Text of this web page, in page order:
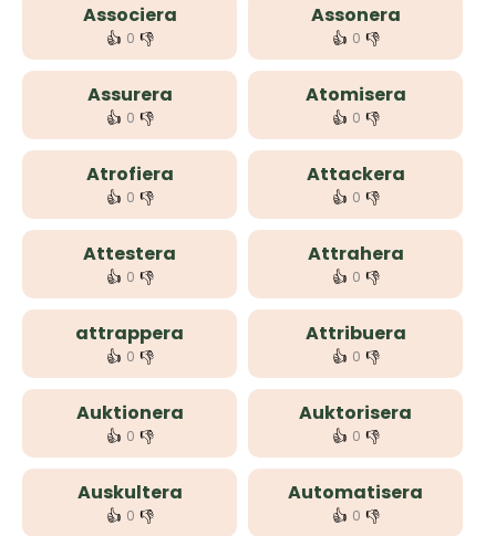
Associera
👍 0 👎
Assonera
👍 0 👎
Assurera
👍 0 👎
Atomisera
👍 0 👎
Atrofiera
👍 0 👎
Attackera
👍 0 👎
Attestera
👍 0 👎
Attrahera
👍 0 👎
attrappera
👍 0 👎
Attribuera
👍 0 👎
Auktionera
👍 0 👎
Auktorisera
👍 0 👎
Auskultera
👍 0 👎
Automatisera
👍 0 👎